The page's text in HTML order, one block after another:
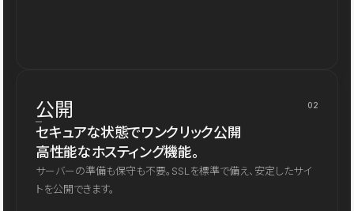
公開 02
セキュアな状態でワンクリック公開
高性能なホスティング機能。
サーバーの準備も保守も不要。SSLを標準で備え、安定したサイ
トを公開できます。